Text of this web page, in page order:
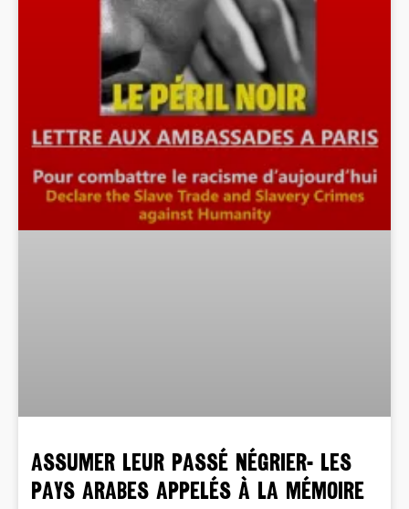
ASSUMER LEUR PASSÉ NÉGRIER- Les
pays arabes appelés à la mémoire